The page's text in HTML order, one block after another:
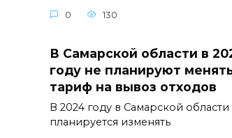
0 130
В Самарской области в
году не планируют
тариф на вывоз отходов
В 2024 году в Самарской области
планируется изменять